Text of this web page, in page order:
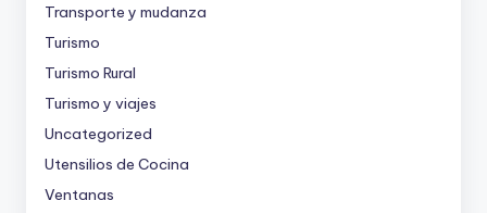
Transporte y mudanza
Turismo
Turismo Rural
Turismo y viajes
Uncategorized
Utensilios de Cocina
Ventanas